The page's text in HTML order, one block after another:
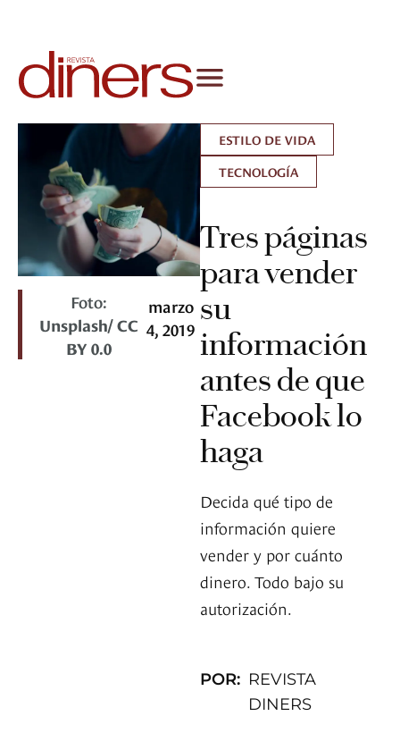
Foto:
Unsplash/ CC
BY 0.0
marzo
4, 2019
ESTILO DE VIDA
TECNOLOGÍA
Tres páginas
para vender
su
información
antes de que
Facebook lo
haga
Decida qué tipo de
información quiere
vender y por cuánto
dinero. Todo bajo su
autorización.
POR: REVISTA
DINERS